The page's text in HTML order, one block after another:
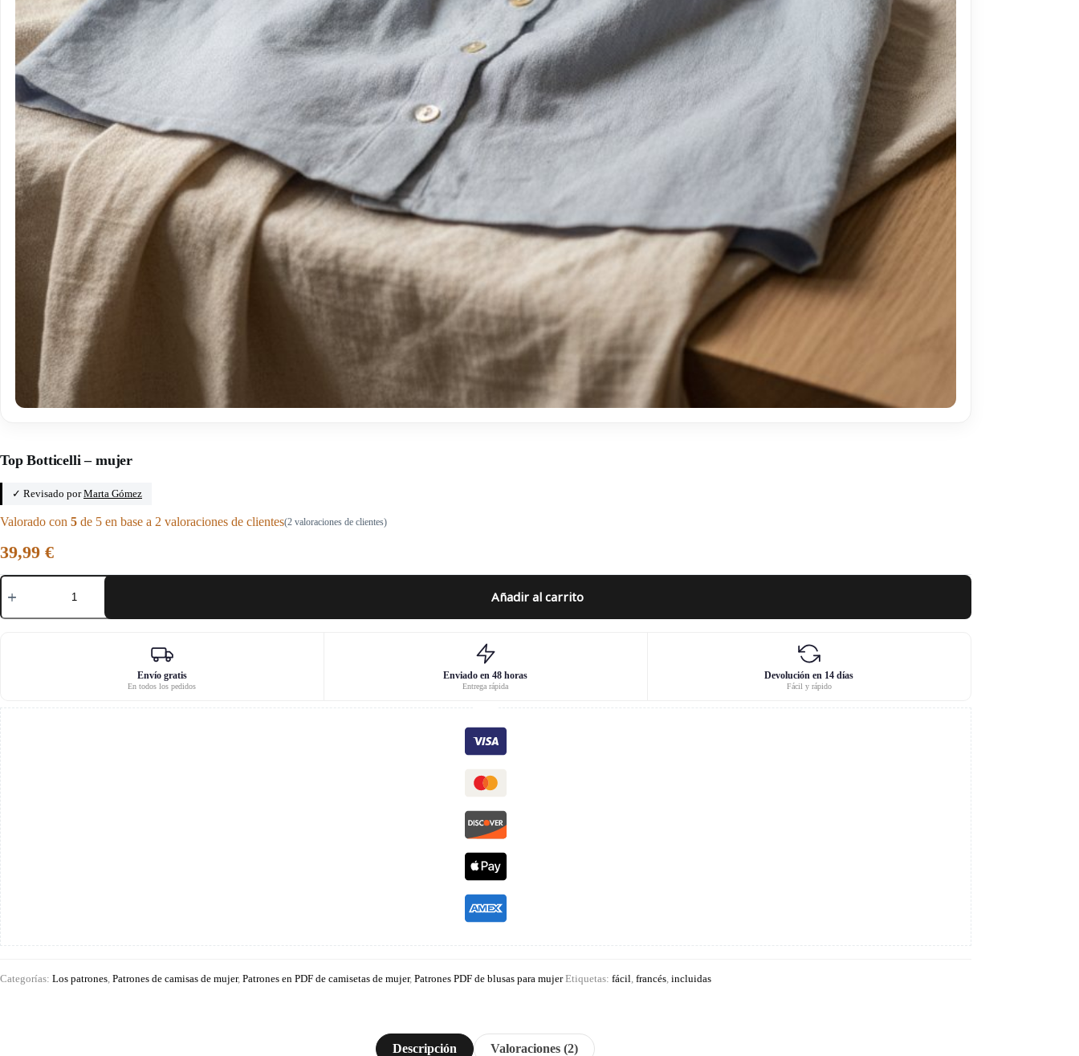
Top Botticelli – mujer
✓ Revisado porMarta Gómez
Valorado con 5 de 5 en base a 2 valoraciones de clientes(2 valoraciones de clientes)
39,99 €
Top
Botticelli
mujer
Añadir al carrito
Envío gratis
En todos los pedidos
Enviado en 48 horas
Entrega rápida
Devolución en 14 días
Fácil y rápido
Categorías: Los patrones Patrones de camisas de mujer, Patrones en PDF de camisetas de mujer, Patrones PDF de blusas para mujer Etiquetas: fácil francés incluidas
Descripción Valoraciones (2)